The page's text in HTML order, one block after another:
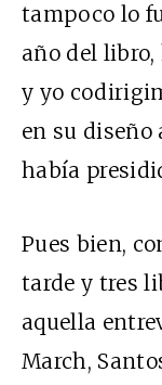
tampoco lo
año del libro,
y yo
en su diseño
había
Pues bien,
tarde y tres
aquella
March,